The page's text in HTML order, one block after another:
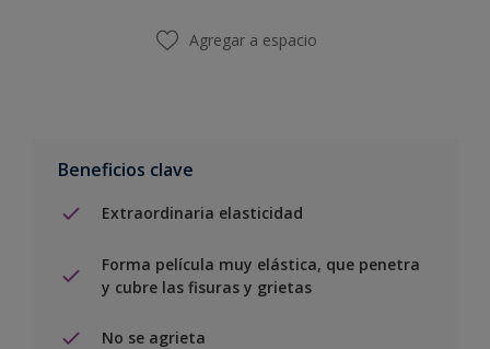
Agregar a espacio
Beneficios clave
Extraordinaria elasticidad
Forma película muy elástica, que penetra
y cubre las fisuras y grietas
No se agrieta